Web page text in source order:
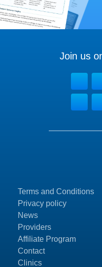
Terms and Conditions
Privacy policy
News
Providers
Affiliate Program
Contact
Clinics
Join us